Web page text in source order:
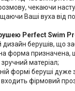
чекаючи
Ваші вуха від
Perfect Swim
дизайн берушів, що
форма
матеріал;
формі беруші дуже
фірмовий